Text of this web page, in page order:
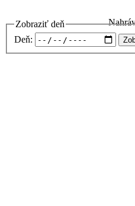
Zobraziť deň
Deň: